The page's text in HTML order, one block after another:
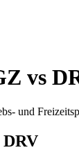
vs
und
DRV